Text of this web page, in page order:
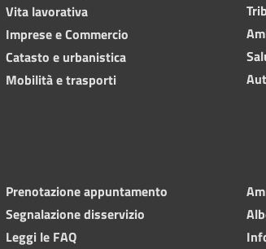
Vita lavorativa
Imprese e Commercio
Catasto e urbanistica
Mobilità e trasporti
Prenotazione appuntamento
Segnalazione disservizio
Leggi le FAQ